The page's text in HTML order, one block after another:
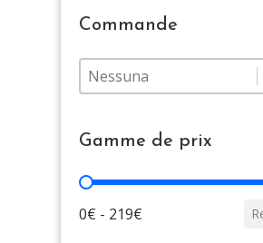
Commande
Commande
Commande
Commande
Gamme de prix
Gamme de prix
0€ - 219€